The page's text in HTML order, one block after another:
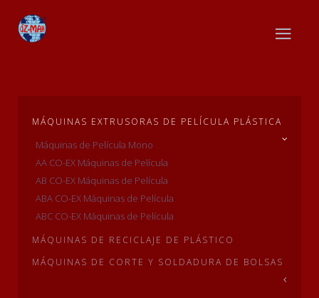
MÁQUINAS EXTRUSORAS DE PELÍCULA PLÁSTICA
Máquinas de Película Mono
AA CO-EX Máquinas de Película
AB CO-EX Máquinas de Película
ABA CO-EX Máquinas de Película
ABC CO-EX Máquinas de Película
MÁQUINAS DE RECICLAJE DE PLÁSTICO
MÁQUINAS DE CORTE Y SOLDADURA DE BOLSAS